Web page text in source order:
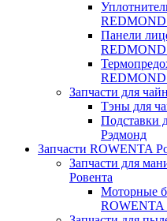
Панели
Запчасти для
Тэны для
Подставки
Рэдмонд
Запчасти ROWENTA
Запчасти для
Ровента
Моторные
ROWENTA